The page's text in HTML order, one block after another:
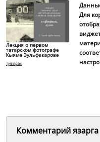
Лекция о первом
татарском фотографе
Кыяме Зульфакарове
Тулырак
Для
Комментарий язарга